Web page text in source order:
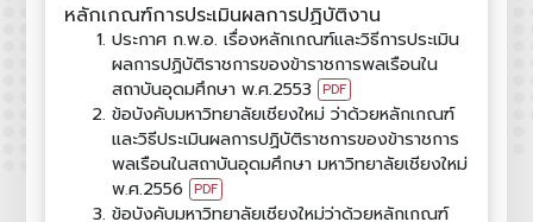
หลักเกณฑ์การประเมินผลการปฏิบัติงาน
ประกาศ ก.พ.อ. เรื่องหลักเกณฑ์และวิธีการประเมิน
ผลการปฏิบัติราชการของข้าราชการพลเรือนใน
สถาบันอุดมศึกษา พ.ศ.2553 PDF
ข้อบังคับมหาวิทยาลัยเชียงใหม่ ว่าด้วยหลักเกณฑ์
และวิธีประเมินผลการปฏิบัติราชการของข้าราชการ
พลเรือนในสถาบันอุดมศึกษา มหาวิทยาลัยเชียงใหม่
พ.ศ.2556 PDF
ข้อบังคับมหาวิทยาลัยเชียงใหม่ว่าด้วยหลักเกณฑ์